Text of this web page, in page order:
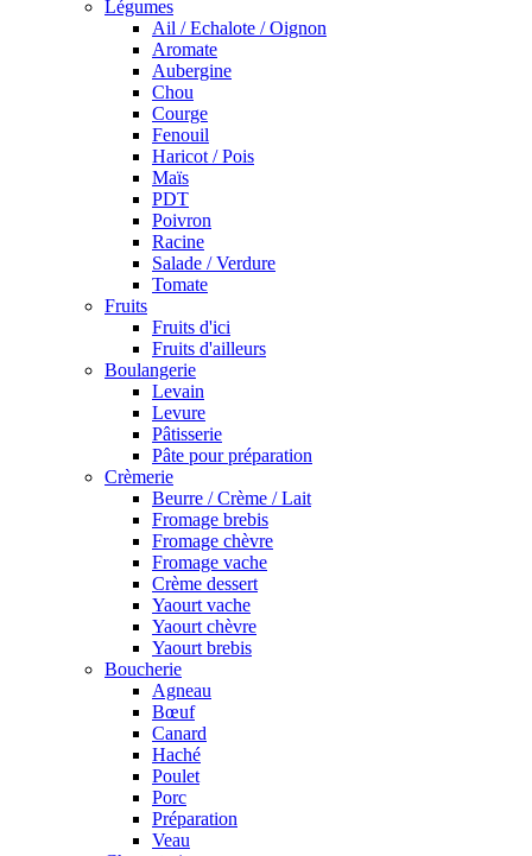
Légumes
Ail / Echalote / Oignon
Aromate
Aubergine
Chou
Courge
Fenouil
Haricot / Pois
Maïs
PDT
Poivron
Racine
Salade / Verdure
Tomate
Fruits
Fruits d'ici
Fruits d'ailleurs
Boulangerie
Levain
Levure
Pâtisserie
Pâte pour préparation
Crèmerie
Beurre / Crème / Lait
Fromage brebis
Fromage chèvre
Fromage vache
Crème dessert
Yaourt vache
Yaourt chèvre
Yaourt brebis
Boucherie
Agneau
Bœuf
Canard
Haché
Poulet
Porc
Préparation
Veau